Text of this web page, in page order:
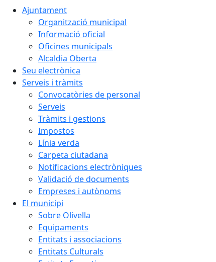
Ajuntament
Organització municipal
Informació oficial
Oficines municipals
Alcaldia Oberta
Seu electrònica
Serveis i tràmits
Convocatòries de personal
Serveis
Tràmits i gestions
Impostos
Línia verda
Carpeta ciutadana
Notificacions electròniques
Validació de documents
Empreses i autònoms
El municipi
Sobre Olivella
Equipaments
Entitats i associacions
Entitats Culturals